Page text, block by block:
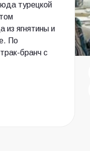
турецкой
ягнятины и
По
бранч с